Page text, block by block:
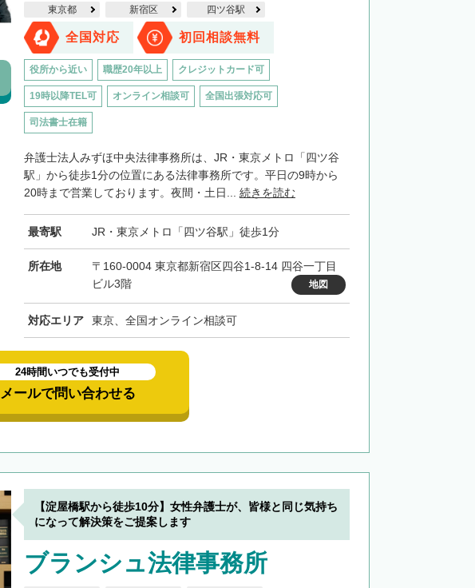
東京都 新宿区 四ツ谷駅
全国対応 初回相談無料
役所から近い 職歴20年以上 クレジットカード可
19時以降TEL可 オンライン相談可 全国出張対応可
司法書士在籍
弁護士法人みずほ中央法律事務所は、JR・東京メトロ「四ツ谷
駅」から徒歩1分の位置にある法律事務所です。平日の9時から
20時まで営業しております。夜間・土日... 続きを読む
最寄駅 JR・東京メトロ「四ツ谷駅」徒歩1分
所在地
〒160-0004 東京都新宿区四谷1-8-14 四谷一丁目
ビル3階
地図
対応エリア 東京、全国オンライン相談可
24時間いつでも受付中
メールで問い合わせる
【淀屋橋駅から徒歩10分】女性弁護士が、皆様と同じ気持ち
になって解決策をご提案します
ブランシュ法律事務所